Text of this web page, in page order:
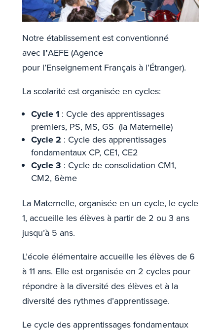
Notre établissement est conventionné
avecl’AEFE (Agence
pour l’Enseignement Français à l’Étranger).
La scolarité est organisée en cycles:
Cycle 1: Cycle des apprentissages
premiers, PS, MS, GS (la Maternelle)
Cycle 2 : Cycle des apprentissages
fondamentaux CP, CE1, CE2
Cycle 3 : Cycle de consolidation CM1,
CM2, 6ème
La Maternelle, organisée en un cycle, le cycle
1, accueille les élèves à partir de 2 ou 3 ans
jusqu’à 5 ans.
L’école élémentaire accueille les élèves de 6
à 11 ans. Elle est organisée en 2 cycles pour
répondre à la diversité des élèves et à la
diversité des rythmes d’apprentissage.
Le cycle des apprentissages fondamentaux